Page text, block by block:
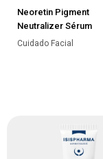
Neoretin Pigment
Neutralizer Sérum
Cuidado Facial